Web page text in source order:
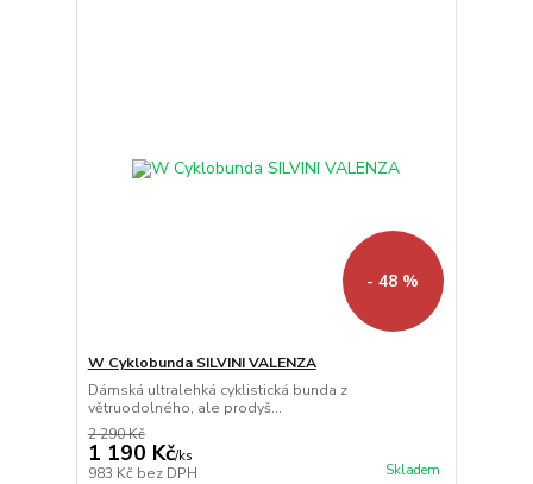
- 48 %
W Cyklobunda SILVINI VALENZA
Dámská ultralehká cyklistická bunda z
větruodolného, ​​ale prodyš...
2 290 Kč
1 190 Kč/ks
983 Kč bez DPH Skladem